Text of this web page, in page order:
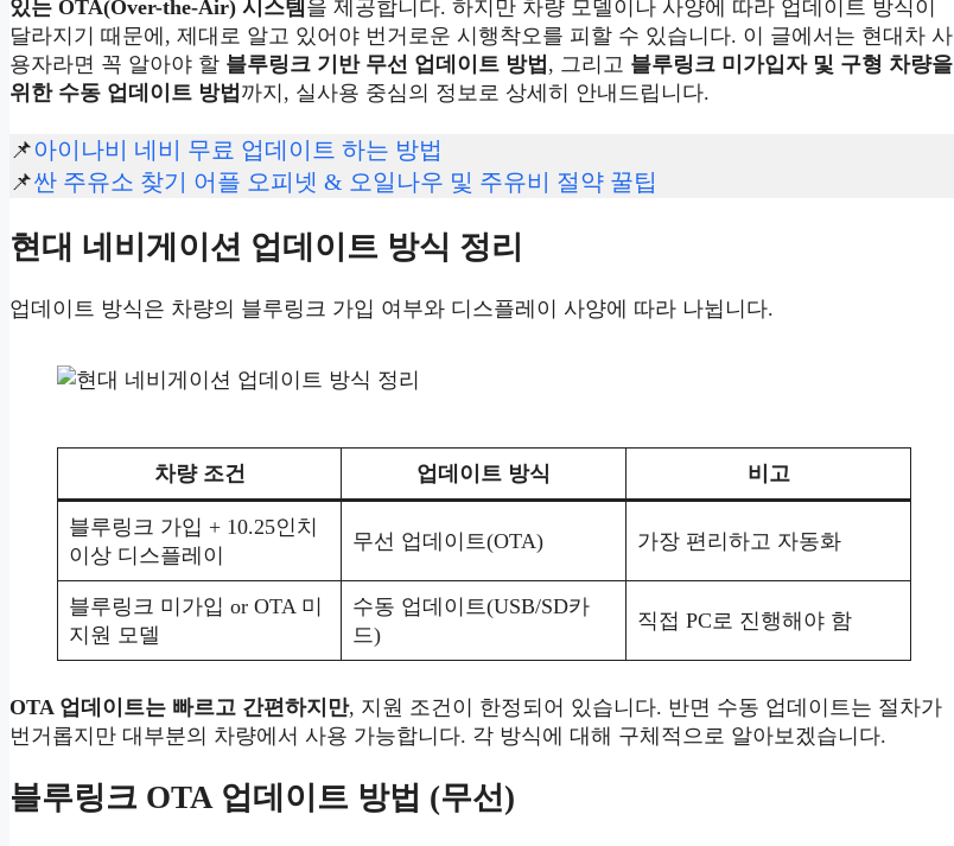
있는 OTA(Over-the-Air) 시스템 을 제공합니다. 하지만 차량 모델이나 사양에 따라 업데이트 방식이
달라지기 때문에, 제대로 알고 있어야 번거로운 시행착오를 피할 수 있습니다. 이 글에서는 현대차 사
용자라면 꼭 알아야 할 블루링크 기반 무선 업데이트 방법 , 그리고 블루링크 미가입자 및 구형 차량을
위한 수동 업데이트 방법 까지, 실사용 중심의 정보로 상세히 안내드립니다.
📌아이나비 네비 무료 업데이트 하는 방법
📌싼 주유소 찾기 어플 오피넷 & 오일나우 및 주유비 절약 꿀팁
현대 네비게이션 업데이트 방식 정리
업데이트 방식은 차량의 블루링크 가입 여부와 디스플레이 사양에 따라 나뉩니다.
차량 조건 업데이트 방식 비고
블루링크 가입 + 10.25인치
이상 디스플레이
무선 업데이트(OTA) 가장 편리하고 자동화
블루링크 미가입 or OTA 미
지원 모델
수동 업데이트(USB/SD카
드)
직접 PC로 진행해야 함
OTA 업데이트는 빠르고 간편하지만, 지원 조건이 한정되어 있습니다. 반면 수동 업데이트는 절차가
번거롭지만 대부분의 차량에서 사용 가능합니다. 각 방식에 대해 구체적으로 알아보겠습니다.
블루링크 OTA 업데이트 방법 (무선)